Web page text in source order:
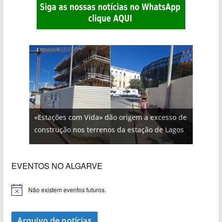
«Estações com Vida» dão origem a excesso de
construção nos terrenos da estação de Lagos
EVENTOS NO ALGARVE
Não existem eventos futuros.